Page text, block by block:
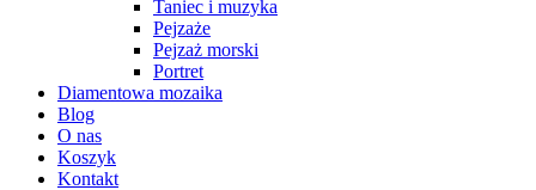
Taniec i muzyka
Pejzaże
Pejzaż morski
Portret
Diamentowa mozaika
Blog
O nas
Koszyk
Kontakt